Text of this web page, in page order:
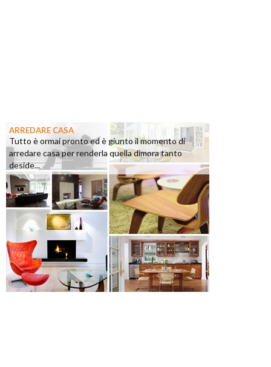
ARREDARE CASA
Tutto è ormai pronto ed è giunto il momento di
arredare casa per renderla quella dimora tanto
deside...